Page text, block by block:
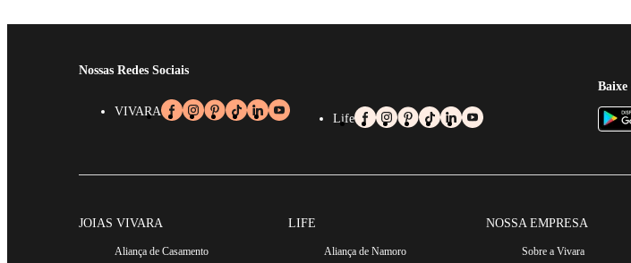
Nossas Redes Sociais
VIVARA
Life
Baixe
JOIAS VIVARA
Aliança de Casamento
LIFE
Aliança de Namoro
NOSSA EMPRESA
Sobre a Vivara